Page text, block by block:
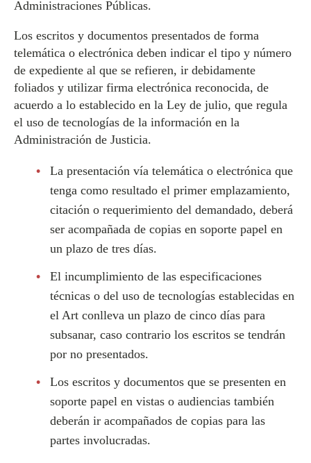
Administraciones Públicas.
Los escritos y documentos presentados de forma
telemática o electrónica deben indicar el tipo y número
de expediente al que se refieren, ir debidamente
foliados y utilizar firma electrónica reconocida, de
acuerdo a lo establecido en la Ley de julio, que regula
el uso de tecnologías de la información en la
Administración de Justicia.
La presentación vía telemática o electrónica que
tenga como resultado el primer emplazamiento,
citación o requerimiento del demandado, deberá
ser acompañada de copias en soporte papel en
un plazo de tres días.
El incumplimiento de las especificaciones
técnicas o del uso de tecnologías establecidas en
el Art conlleva un plazo de cinco días para
subsanar, caso contrario los escritos se tendrán
por no presentados.
Los escritos y documentos que se presenten en
soporte papel en vistas o audiencias también
deberán ir acompañados de copias para las
partes involucradas.